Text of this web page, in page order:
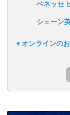
ベネッセ
シェーン
オンラインの